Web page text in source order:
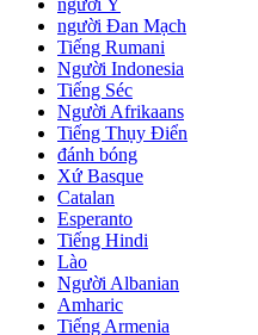
người Ý
người Đan Mạch
Tiếng Rumani
Người Indonesia
Tiếng Séc
Người Afrikaans
Tiếng Thụy Điển
đánh bóng
Xứ Basque
Catalan
Esperanto
Tiếng Hindi
Lào
Người Albanian
Amharic
Tiếng Armenia